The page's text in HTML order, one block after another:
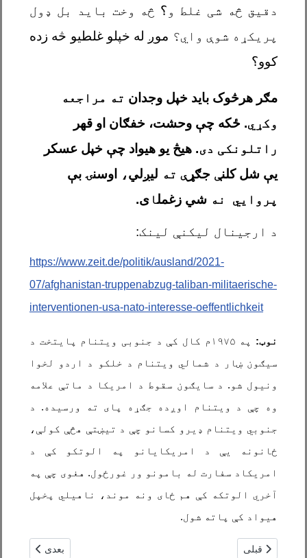
دقیق څه شی غلط و ؟ څه وخت باید بل ډول
پریکړه شوې واي؟ موږ له خپلو غلطیو څه زده
کوو؟
مګر هرڅوک باید خپل وجدان ته مراجعه
وکړي. ځکه چې وحشت، خفګان او قهر
راتلونکی دی. هیڅ یو هیواد چې خپل عسکر
یې شل کلنې جګړ ې ته لیږلي، اوسنۍ بې
پروايي نه شي زغملا ی.
د ارجینال لیکنې لینک:
https://www.zeit.de/politik/ausland/2021-
07/afghanistan-truppenabzug-taliban-militaerische-
interventionen-usa-nato-interesse-oeffentlichkeit
نوټ:
په ۱۹۷۵م کال کې د جنوبی ویتنام پایتخت د
سیګون ښار د شمالي ویتنام د خلکو د اردو لخوا
ونیول شو. د سایګون سقوط د امریکا د ماتې علامه
وه چې د ویتنام اوږده جګړه پای ته ورسیده. د
جنوبي ویتنام ډیرو کسانو چې د تيښتې هڅې کولې،
ځانونه یې د امریکایانو په الوتکو کې د
امریکاد سفارت له بامونو ور غورځول. هغوی چې په
آخري الوتکه کې هم ځای ونه موند، ناهیلي پخپل
هیواد کې پاته شول.
مطلب قبلی: چین انگیزه اش از افغانستان را توضیح می دهد/
قبلی مطلب بعدی:
بعدی